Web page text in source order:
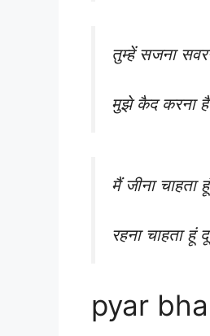
तुम्हें सजना
मुझे कैद करना
मैं जीना
रहना चाहता
pyar